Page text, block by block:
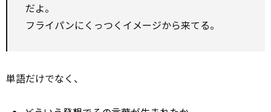
だよ。
フライパンにくっつくイメージから来てる。
単語だけでなく、